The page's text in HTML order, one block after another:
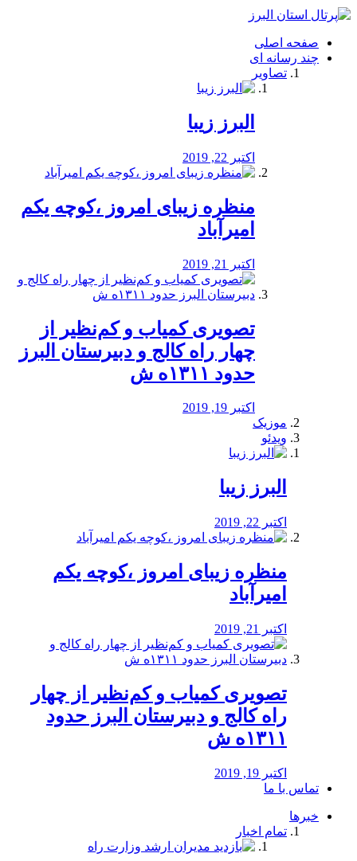
فصد
شرق
تهران
خشکشویی
صفحه اصلی
چند رسانه ای
تصاویر
البرز زیبا
اکتبر 22, 2019
منظره‌‌ زیبای امروز ،کوچه یکم
امیرآباد
اکتبر 21, 2019
️تصویری کمیاب و کم‌نظیر از
چهار راه كالج و دبيرستان البرز
حدود ۱۳۱۱ه ش
اکتبر 19, 2019
موزیک
ویدئو
البرز زیبا
اکتبر 22, 2019
منظره‌‌ زیبای امروز ،کوچه یکم
امیرآباد
اکتبر 21, 2019
️تصویری کمیاب و کم‌نظیر از چهار
راه كالج و دبيرستان البرز حدود
۱۳۱۱ه ش
اکتبر 19, 2019
تماس با ما
خبرها
تمام اخبار